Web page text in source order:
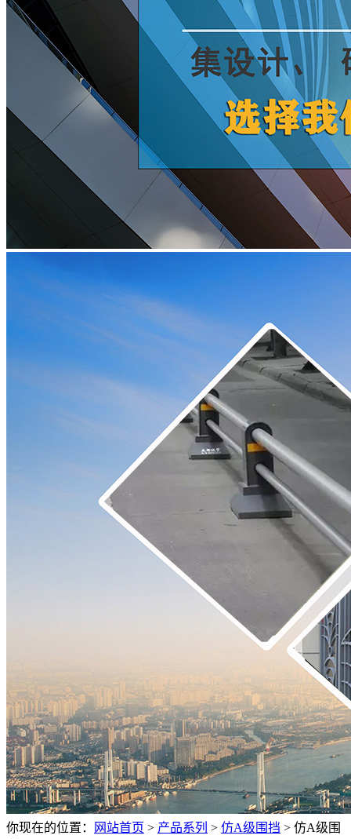
你现在的位置： 网站首页 > 产品系列 > 仿A级围挡 > 仿A级围